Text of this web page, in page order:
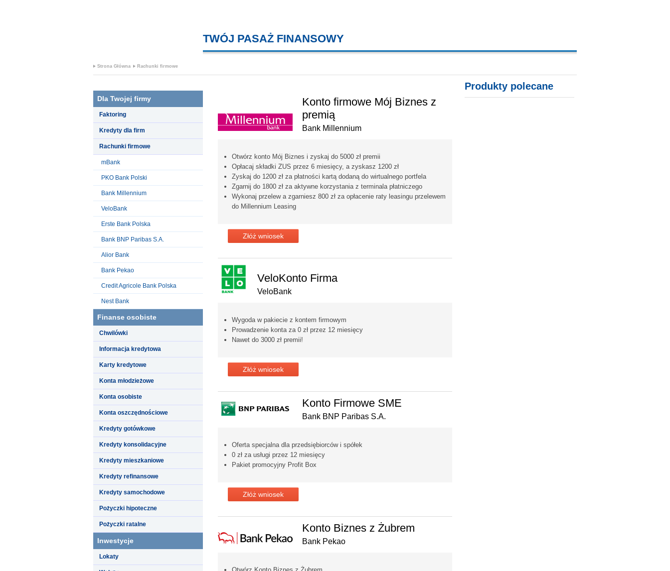
TWÓJ PASAŻ FINANSOWY
Strona Główna Rachunki firmowe
Dla Twojej firmy
Faktoring
Kredyty dla firm
Rachunki firmowe
mBank
PKO Bank Polski
Bank Millennium
VeloBank
Erste Bank Polska
Bank BNP Paribas S.A.
Alior Bank
Bank Pekao
Credit Agricole Bank Polska
Nest Bank
Finanse osobiste
Chwilówki
Informacja kredytowa
Karty kredytowe
Konta młodzieżowe
Konta osobiste
Konta oszczędnościowe
Kredyty gotówkowe
Kredyty konsolidacyjne
Kredyty mieszkaniowe
Kredyty refinansowe
Kredyty samochodowe
Pożyczki hipoteczne
Pożyczki ratalne
Inwestycje
Lokaty
Konto firmowe Mój Biznes z
premią
Bank Millennium
Otwórz konto Mój Biznes i zyskaj do 5000 zł premii
Opłacaj składki ZUS przez 6 miesięcy, a zyskasz 1200 zł
Zyskaj do 1200 zł za płatności kartą dodaną do wirtualnego portfela
Zgarnij do 1800 zł za aktywne korzystania z terminala płatniczego
Wykonaj przelew a zgarniesz 800 zł za opłacenie raty leasingu przelewem
do Millennium Leasing
Złóż wniosek
VeloKonto Firma
VeloBank
Wygoda w pakiecie z kontem firmowym
Prowadzenie konta za 0 zł przez 12 miesięcy
Nawet do 3000 zł premii!
Złóż wniosek
Konto Firmowe SME
Bank BNP Paribas S.A.
Oferta specjalna dla przedsiębiorców i spółek
0 zł za usługi przez 12 miesięcy
Pakiet promocyjny Profit Box
Złóż wniosek
Konto Biznes z Żubrem
Bank Pekao
Otwórz Konto Biznes z Żubrem
Produkty polecane